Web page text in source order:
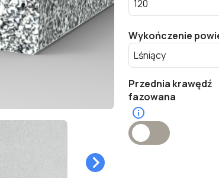
Wykończenie
Przednia krawędź
fazowana